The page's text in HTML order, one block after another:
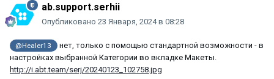
ab.support.serhii
Опубликовано 23 Января, 2024 в 08:28
@Healer13
нет, только с помощью стандартной возможности - в
настройках выбранной Категории во вкладке Макеты.
http://i.abt.team/serj/20240123_102758.jpg